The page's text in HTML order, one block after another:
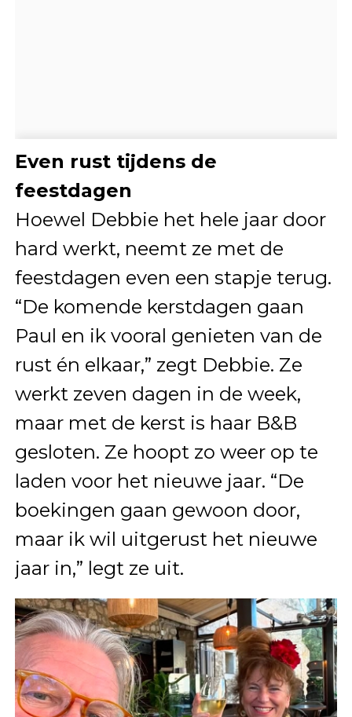
Even rust tijdens de
feestdagen
Hoewel Debbie het hele jaar door
hard werkt, neemt ze met de
feestdagen even een stapje terug.
“De komende kerstdagen gaan
Paul en ik vooral genieten van de
rust én elkaar,” zegt Debbie. Ze
werkt zeven dagen in de week,
maar met de kerst is haar B&B
gesloten. Ze hoopt zo weer op te
laden voor het nieuwe jaar. “De
boekingen gaan gewoon door,
maar ik wil uitgerust het nieuwe
jaar in,” legt ze uit.